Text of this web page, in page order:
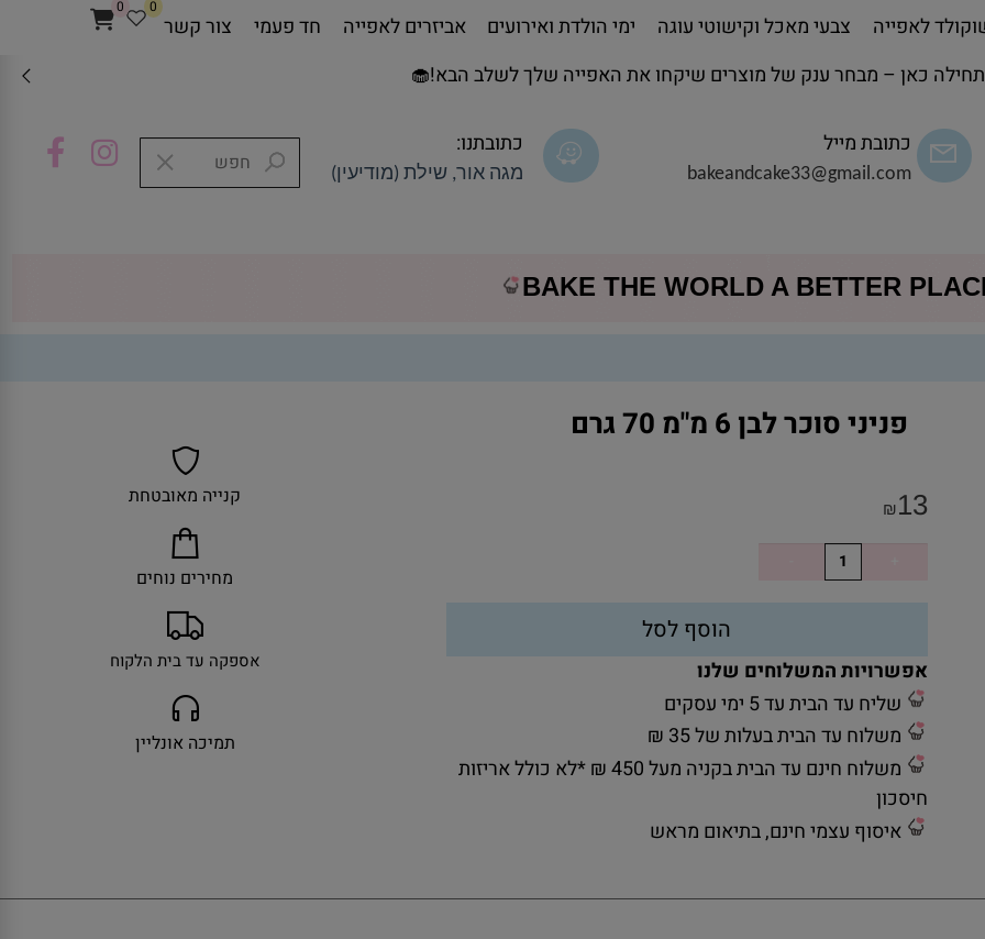
כאן – מבחר ענק של מוצרים שיקחו את האפייה שלך לשלב הבא!🧁
כתובת מייל
bakeandcake33@gmail.com
כתובתנו:
מגה אור, שילת (מודיעין)
0 0
לאפייה צבעי מאכל וקישוטי עוגה ימי הולדת ואירועים אביזרים לאפייה חד פעמי צור קשר
BAKE THE WORLD A BETTER
פניני סוכר לבן 6 מ"מ 70 גרם
₪13
הוסף לסל
אפשרויות המשלוחים שלנו
שליח עד הבית עד 5 ימי עסקים
משלוח עד הבית בעלות של 35 ₪
משלוח חינם עד הבית בקניה מעל 450 ₪ *לא כולל אריזות
חיסכון
איסוף עצמי חינם, בתיאום מראש
קנייה מאובטחת
מחירים נוחים
אספקה עד בית הלקוח
תמיכה אונליין